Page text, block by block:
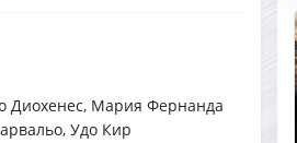
Диохенес, Мария Фернанда
Удо Кир